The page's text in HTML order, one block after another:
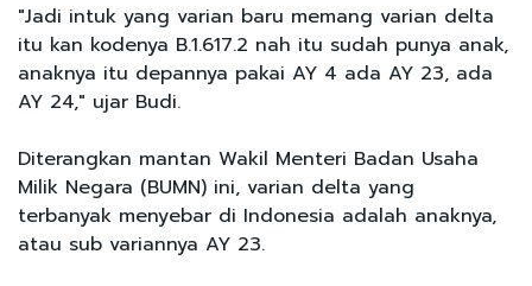
"Jadi intuk yang varian baru memang varian delta
itu kan kodenya B.1.617.2 nah itu sudah punya anak,
anaknya itu depannya pakai AY 4 ada AY 23, ada
AY 24," ujar Budi.
Diterangkan mantan Wakil Menteri Badan Usaha
Milik Negara (BUMN) ini, varian delta yang
terbanyak menyebar di Indonesia adalah anaknya,
atau sub variannya AY 23.